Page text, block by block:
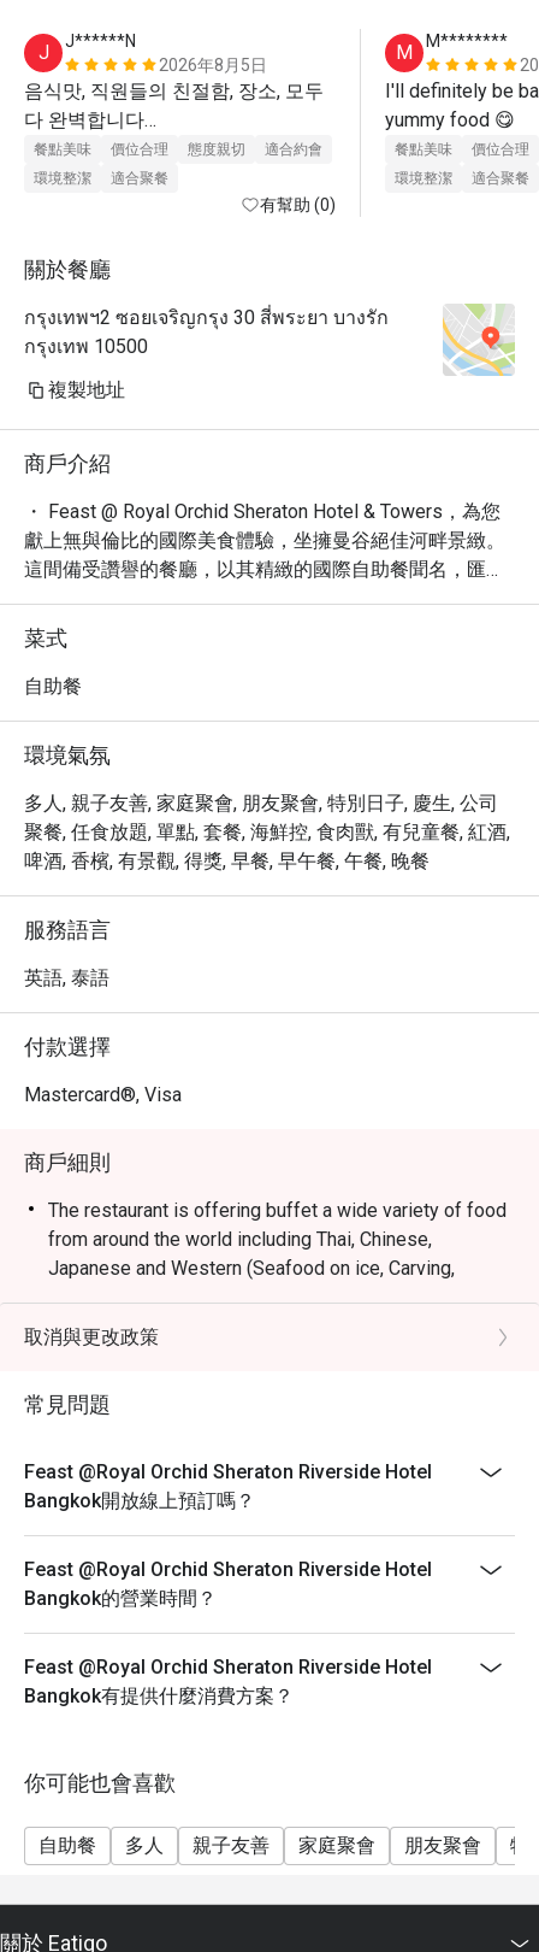
J
J******N
2026年8月5日
음식맛, 직원들의 친절함, 장소, 모두
다 완벽합니다
완전히 추천할 곳이고 다시 방문하고
餐點美味 價位合理 態度親切
適合約會
環境整潔
適合聚餐
有幫助 (0)
M
M********
I'll definitely be
餐點美味
價位合理
環境整潔
適合聚餐
關於餐廳
กรุงเทพฯ2 ซอยเจริญกรุง 30 สี่พระยา บางรัก
กรุงเทพ 10500
複製地址
商戶介紹
・ Feast @ Royal Orchid Sheraton Hotel & Towers，為您
獻上無與倫比的國際美食體驗，坐擁曼谷絕佳河畔景緻。
這間備受讚譽的餐廳，以其精緻的國際自助餐聞名，匯集
了來自世界各地的頂級食材與創新料理。您可以在優雅且
充滿活力的環境中，盡情品嚐現切頂級海鮮、精選燒烤、
道地泰國風味以及誘人的甜點。
・ Feast 不僅是味蕾的饗宴，更是您規劃完美活動的理想
提供專業的規劃服務與絕佳的場地，確保您的每一次活動
都圓滿成功。
・ 立即透過 Eatigo 預訂 Feast @ Royal Orchid Sheraton
Hotel & Towers，即可享有高達 5 折的獨家優惠，讓您以
超值的價格，享受五星級的用餐體驗與尊榮的服務。
菜式
自助餐
環境氣氛
多人, 親子友善, 家庭聚會, 朋友聚會, 特別日子, 慶生, 公司
聚餐, 任食放題, 單點, 套餐, 海鮮控, 食肉獸, 有兒童餐, 紅酒,
啤酒, 香檳, 有景觀, 得獎, 早餐, 早午餐, 午餐, 晚餐
服務語言
英語, 泰語
付款選擇
Mastercard®, Visa
商戶細則
The restaurant is offering buffet a wide variety of food
from around the world including Thai, Chinese,
Japanese and Western (Seafood on ice, Carving,
Desert, Ice cream). You will enjoy spectacular views of
the Chao Phraya River, lively and contemporary
interiors, and interactive cooking stations preparing
and every taste. Contemporary design that emphasizes
established his words in various.
----------------------------------------------------------------
----
Birthday Special : Celebrate your special day with us
and receive a complimentary birthday cake ! To redeem
hours in advance and include a note stating "Birthday
Celebration" in your booking details.
❥ Sunday Brunch only THB 2,500 net per person
🧒 Children age of 10-12 yrs. half price 1,250 THB net
取消與更改政策
常見問題
Feast @Royal Orchid Sheraton Riverside Hotel
Bangkok開放線上預訂嗎？
Feast @Royal Orchid Sheraton Riverside Hotel
Bangkok的營業時間？
Feast @Royal Orchid Sheraton Riverside Hotel
Bangkok有提供什麼消費方案？
你可能也會喜歡
自助餐 多人 親子友善 家庭聚會 朋友聚會 特
關於 Eatigo